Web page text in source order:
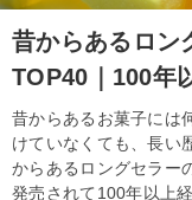
昔からあるロン
TOP40｜100年
昔からあるお菓子には
けていなくても、長い
からあるロングセラー
発売されて100年以上